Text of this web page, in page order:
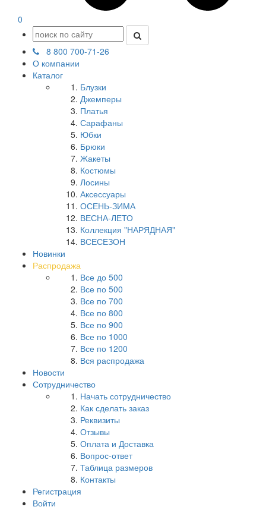
0
8 800 700-71-26
О компании
Каталог
Блузки
Джемперы
Платья
Сарафаны
Юбки
Брюки
Жакеты
Костюмы
Лосины
Аксессуары
ОСЕНЬ-ЗИМА
ВЕСНА-ЛЕТО
Коллекция "НАРЯДНАЯ"
ВСЕСЕЗОН
Новинки
Распродажа
Все до 500
Все по 500
Все по 700
Все по 800
Все по 900
Все по 1000
Все по 1200
Вся распродажа
Новости
Сотрудничество
Начать сотрудничество
Как сделать заказ
Реквизиты
Отзывы
Оплата и Доставка
Вопрос-ответ
Таблица размеров
Контакты
Регистрация
Войти